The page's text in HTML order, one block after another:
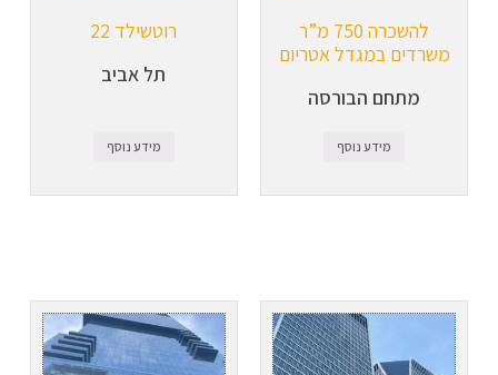
להשכרה 750 מ”ר
משרדים במגדל אטריום
מתחם הבורסה
מידע נוסף
רוטשילד 22
תל אביב
מידע נוסף